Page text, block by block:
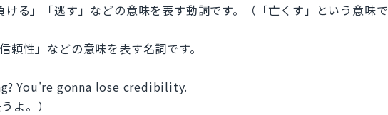
る」「逃す」などの意味を表す動詞です。（「亡くす」という意味で
性」などの意味を表す名詞です。
You're gonna lose credibility.
よ。）